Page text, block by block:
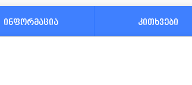
ინფორმაცია კითხვები